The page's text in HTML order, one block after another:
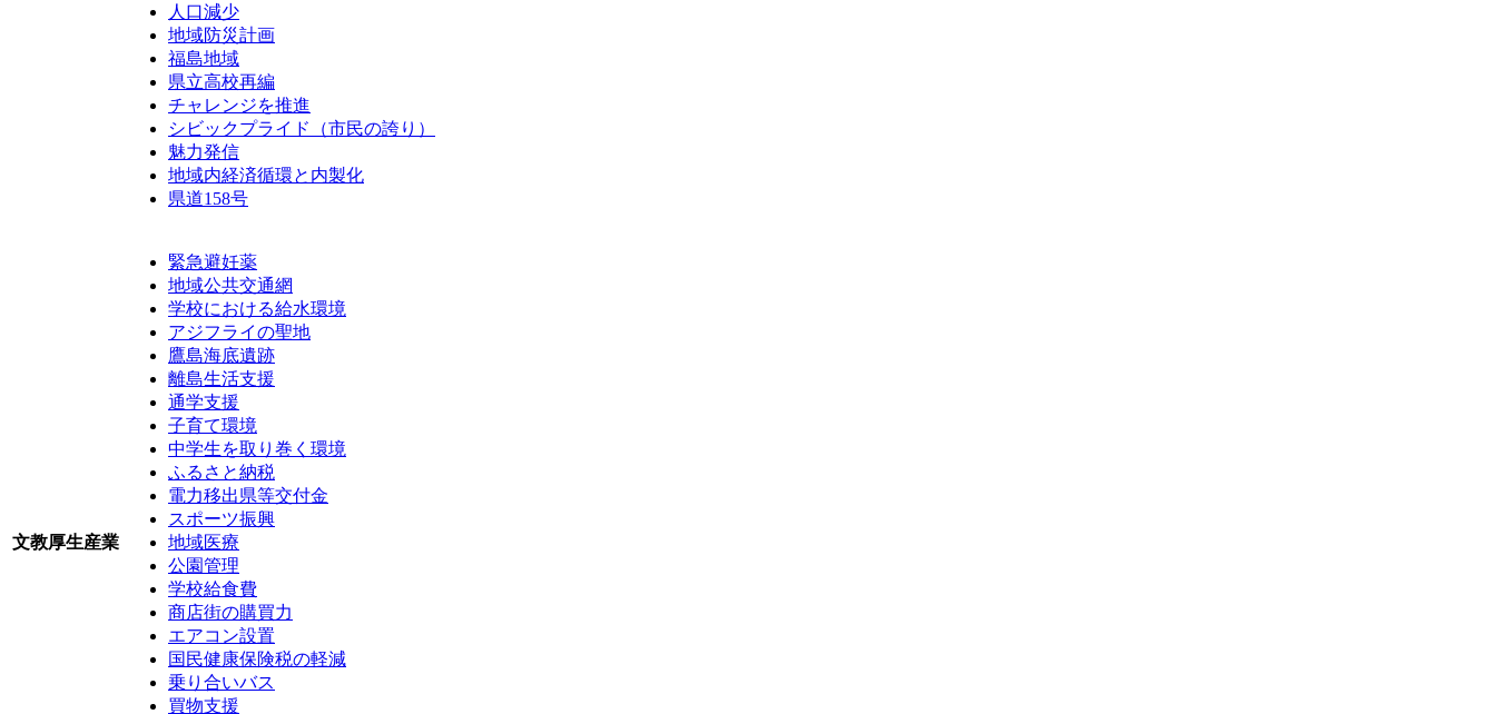
人口減少
地域防災計画
福島地域
県立高校再編
チャレンジを推進
シビックプライド（市民の誇り）
魅力発信
地域内経済循環と内製化
県道158号
文教厚生産業
緊急避妊薬
地域公共交通網
学校における給水環境
アジフライの聖地
鷹島海底遺跡
離島生活支援
通学支援
子育て環境
中学生を取り巻く環境
ふるさと納税
電力移出県等交付金
スポーツ振興
地域医療
公園管理
学校給食費
商店街の購買力
エアコン設置
国民健康保険税の軽減
乗り合いバス
買物支援